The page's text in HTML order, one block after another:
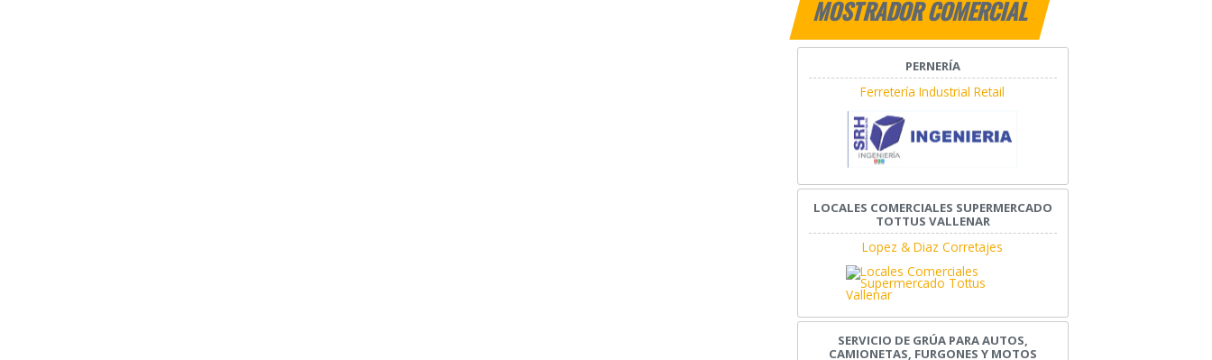
MOSTRADOR COMERCIAL
PERNERÍA
Ferretería Industrial Retail
LOCALES COMERCIALES SUPERMERCADO
TOTTUS VALLENAR
Lopez & Diaz Corretajes
SERVICIO DE GRÚA PARA AUTOS,
CAMIONETAS, FURGONES Y MOTOS